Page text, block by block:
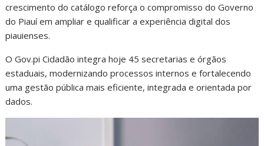
crescimento do catálogo reforça o compromisso do Governo
do Piauí em ampliar e qualificar a experiência digital dos
piauienses.
O Gov.pi Cidadão integra hoje 45 secretarias e órgãos
estaduais, modernizando processos internos e fortalecendo
uma gestão pública mais eficiente, integrada e orientada por
dados.